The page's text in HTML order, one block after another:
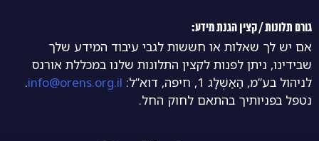
גורם תלונות / קצין הגנת מידע:
אם יש לך שאלות או חששות לגבי עיבוד המידע שלך
שבידינו, ניתן לפנות לקצין התלונות שלנו במכללת אורנס
לניהול בע”מ, הַאַשְׁלָג 1, חיפה, דוא”ל:
info@orens.org.il
.
נטפל בפניותיך בהתאם לחוק החל.